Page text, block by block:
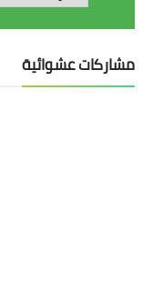
مشاركات عشوائية